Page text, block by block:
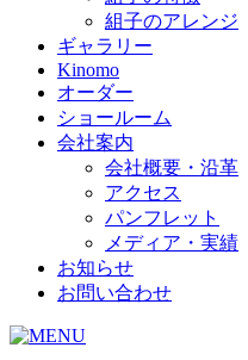
組子のアレンジ
ギャラリー
Kinomo
オーダー
ショールーム
会社案内
会社概要・沿革
アクセス
パンフレット
メディア・実績
お知らせ
お問い合わせ